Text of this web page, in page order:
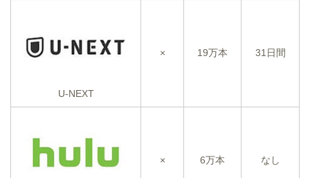
U-NEXT
× 19万本 31日間
× 6万本 なし